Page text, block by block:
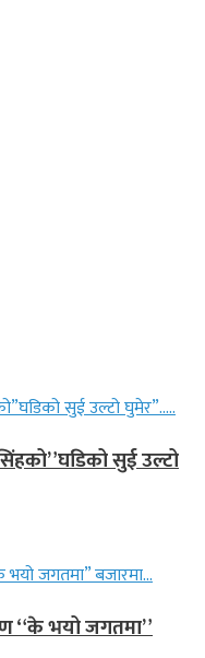
सुई उल्टो
“के भयो जगतमा”